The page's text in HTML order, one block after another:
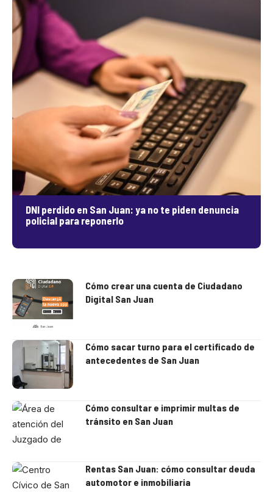
DNI perdido en San Juan: ya no te piden denuncia
policial para reponerlo
Cómo crear una cuenta de Ciudadano
Digital San Juan
Cómo sacar turno para el certificado de
antecedentes de San Juan
Cómo consultar e imprimir multas de
tránsito en San Juan
Rentas San Juan: cómo consultar deuda
automotor e inmobiliaria